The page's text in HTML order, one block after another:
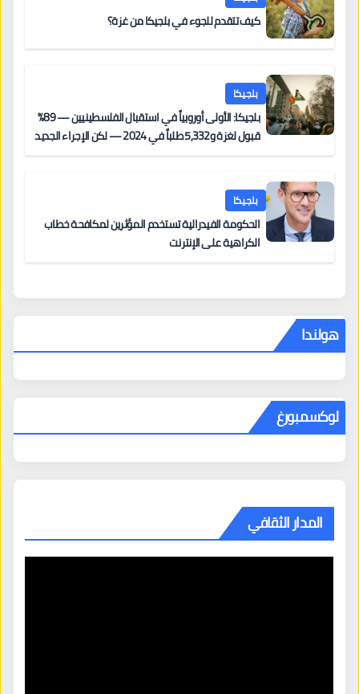
كيف تتقدم للجوء في بلجيكا من غزة؟
بلجيكا
بلجيكا: الأولى أوروبياً في استقبال الفلسطينيين — 89%
قبول لغزة و5,332 طلباً في 2024 — لكن الإجراء الجديد
بلجيكا
الحكومة الفيدرالية تستخدم المؤثرين لمكافحة خطاب
الكراهية على الإنترنت
هولندا
لوكسمبورغ
المدار الثقافي